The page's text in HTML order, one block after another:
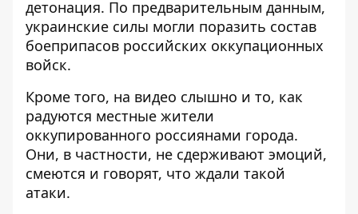
детонация. По предварительным данным,
украинские силы могли поразить состав
боеприпасов российских оккупационных
войск.
Кроме того, на видео слышно и то, как
радуются местные жители
оккупированного россиянами города.
Они, в частности, не сдерживают эмоций,
смеются и говорят, что ждали такой
атаки.